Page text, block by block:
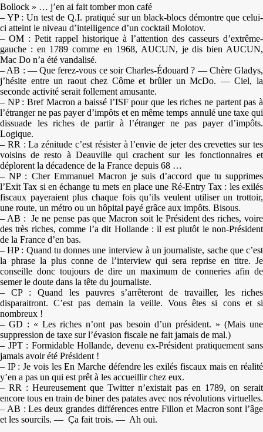
Bollock » … j’en ai fait tomber mon café
– YP : Un test de Q.I. pratiqué sur un black-blocs démontre que celui-
ci atteint le niveau d’intelligence d’un cocktail Molotov.
– OM : Petit rappel historique à l’attention des casseurs d’extrême-
gauche : en 1789 comme en 1968, AUCUN, je dis bien AUCUN,
Mac Do n’a été vandalisé.
– AB : — Que ferez-vous ce soir Charles-Édouard ? — Chère Gladys,
j’hésite entre un raout chez Côme et brûler un McDo. — Ciel, la
seconde activité serait follement amusante.
– NP : Bref Macron a baissé l’ISF pour que les riches ne partent pas à
l’étranger ne pas payer d’impôts et en même temps annulé une taxe qui
dissuade les riches de partir à l’étranger ne pas payer d’impôts.
Logique.
– RR : La zénitude c’est résister à l’envie de jeter des crevettes sur tes
voisins de resto à Deauville qui crachent sur les fonctionnaires et
déplorent la décadence de la France depuis 68 …
– NP : Cher Emmanuel Macron je suis d’accord que tu supprimes
l’Exit Tax si en échange tu mets en place une Ré-Entry Tax : les exilés
fiscaux payeraient plus chaque fois qu’ils veulent utiliser un trottoir,
une route, un métro ou un hôpital payé grâce aux impôts. Bisous.
– AB : Je ne pense pas que Macron soit le Président des riches, voire
des très riches, comme l’a dit Hollande : il est plutôt le non-Président
de la France d’en bas.
– HP : Quand tu donnes une interview à un journaliste, sache que c’est
la phrase la plus conne de l’interview qui sera reprise en titre. Je
conseille donc toujours de dire un maximum de conneries afin de
semer le doute dans la tête du journaliste.
– CP : Quand les pauvres s’arrêteront de travailler, les riches
disparaitront. C’est pas demain la veille. Vous êtes si cons et si
nombreux !
– GD : « Les riches n’ont pas besoin d’un président. » (Mais une
suppression de taxe sur l’évasion fiscale ne fait jamais de mal.)
– JPT : Formidable Hollande, devenu ex-Président pratiquement sans
jamais avoir été Président !
– IP : Je vois les En Marche défendre les exilés fiscaux mais en réalité
y’en a pas un qui est prêt à les accueillir chez eux.
– RR : Heureusement que Twitter n’existait pas en 1789, on serait
encore tous en train de biner des patates avec nos révolutions virtuelles.
– AB : Les deux grandes différences entre Fillon et Macron sont l’âge
et les sourcils. — Ça fait trois. — Ah oui.